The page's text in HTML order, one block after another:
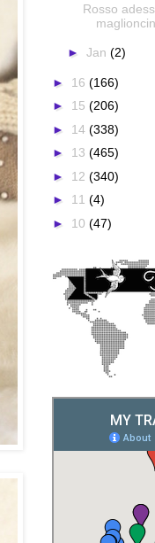
Rosso
► Jan (2)
► 16 (166)
► 15 (206)
► 14 (338)
► 13 (465)
► 12 (340)
► 11 (4)
► 10 (47)